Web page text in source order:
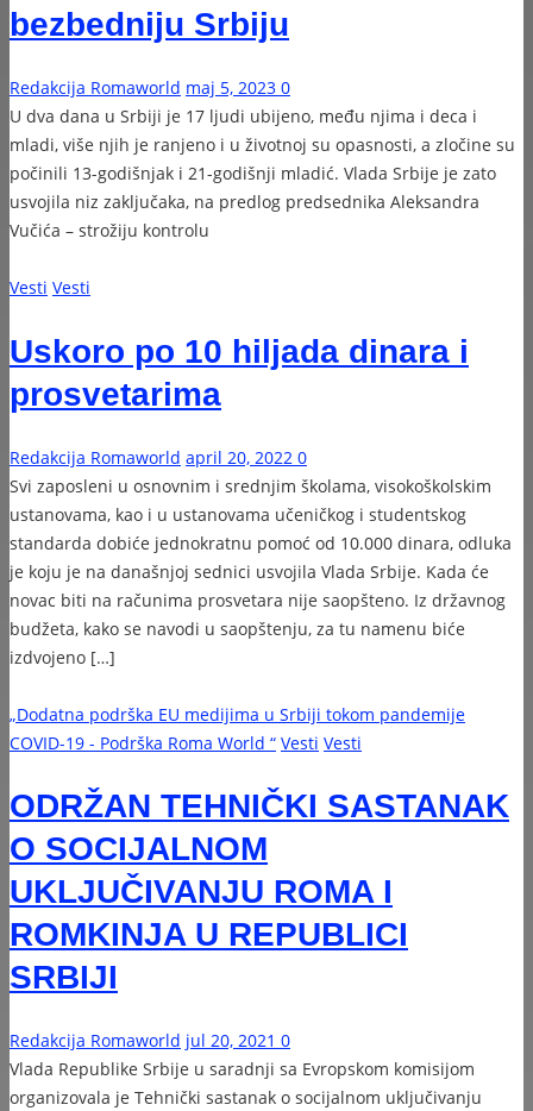
bezbedniju Srbiju
Redakcija Romaworld maj 5, 2023 0
U dva dana u Srbiji je 17 ljudi ubijeno, među njima i deca i
mladi, više njih je ranjeno i u životnoj su opasnosti, a zločine su
počinili 13-godišnjak i 21-godišnji mladić. Vlada Srbije je zato
usvojila niz zaključaka, na predlog predsednika Aleksandra
Vučića – strožiju kontrolu
Vesti Vesti
Uskoro po 10 hiljada dinara i
prosvetarima
Redakcija Romaworld april 20, 2022 0
Svi zaposleni u osnovnim i srednjim školama, visokoškolskim
ustanovama, kao i u ustanovama učeničkog i studentskog
standarda dobiće jednokratnu pomoć od 10.000 dinara, odluka
je koju je na današnjoj sednici usvojila Vlada Srbije. Kada će
novac biti na računima prosvetara nije saopšteno. Iz državnog
budžeta, kako se navodi u saopštenju, za tu namenu biće
izdvojeno […]
„Dodatna podrška EU medijima u Srbiji tokom pandemije
COVID-19 - Podrška Roma World “ Vesti Vesti
ODRŽAN TEHNIČKI SASTANAK
O SOCIJALNOM
UKLJUČIVANJU ROMA I
ROMKINJA U REPUBLICI
SRBIJI
Redakcija Romaworld jul 20, 2021 0
Vlada Republike Srbije u saradnji sa Evropskom komisijom
organizovala je Tehnički sastanak o socijalnom uključivanju